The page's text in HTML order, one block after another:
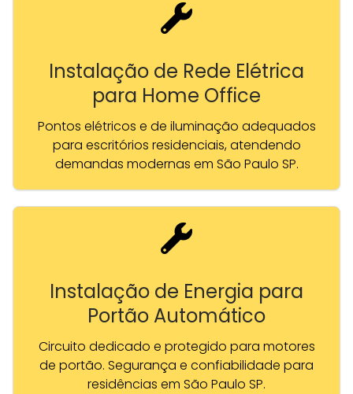
Instalação de Rede Elétrica
para Home Office
Pontos elétricos e de iluminação adequados
para escritórios residenciais, atendendo
demandas modernas em São Paulo SP.
Instalação de Energia para
Portão Automático
Circuito dedicado e protegido para motores
de portão. Segurança e confiabilidade para
residências em São Paulo SP.